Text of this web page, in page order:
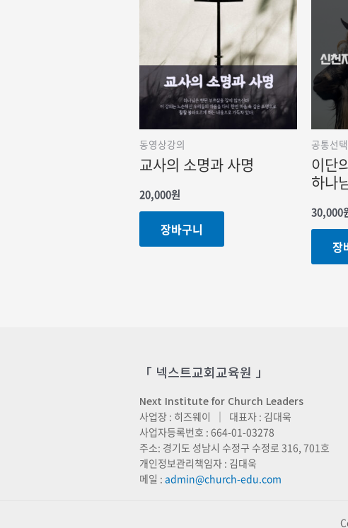
동영상강의
교사의 소명과 사명
20,000원
장바구니
공통선
이단
하나
30,000
장
「 넥스트교회교육원 」
Next Institute for Church Leaders
사업장 : 히즈웨이 ｜ 대표자 : 김대욱
사업자등록번호 : 664-01-03278
주소: 경기도 성남시 수정구 수정로 316, 701호
개인정보관리책임자 : 김대욱
메일 : admin@church-edu.com